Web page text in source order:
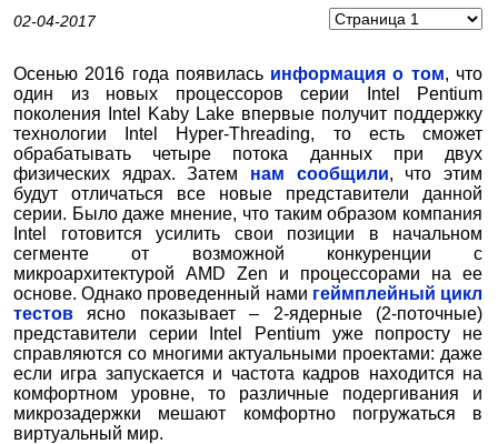
02-04-2017
Осенью 2016 года появилась информация о том, что
один из новых процессоров серии Intel Pentium
поколения Intel Kaby Lake впервые получит поддержку
технологии Intel Hyper-Threading, то есть сможет
обрабатывать четыре потока данных при двух
физических ядрах. Затем нам сообщили, что этим
будут отличаться все новые представители данной
серии. Было даже мнение, что таким образом компания
Intel готовится усилить свои позиции в начальном
сегменте от возможной конкуренции с
микроархитектурой AMD Zen и процессорами на ее
основе. Однако проведенный нами геймплейный цикл
тестов ясно показывает – 2-ядерные (2-поточные)
представители серии Intel Pentium уже попросту не
справляются со многими актуальными проектами: даже
если игра запускается и частота кадров находится на
комфортном уровне, то различные подергивания и
микрозадержки мешают комфортно погружаться в
виртуальный мир.